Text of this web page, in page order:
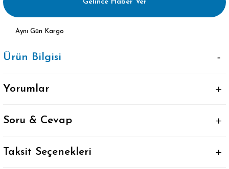
Gelince Haber Ver
Aynı Gün Kargo
Ürün Bilgisi
Yorumlar
Soru & Cevap
Taksit Seçenekleri